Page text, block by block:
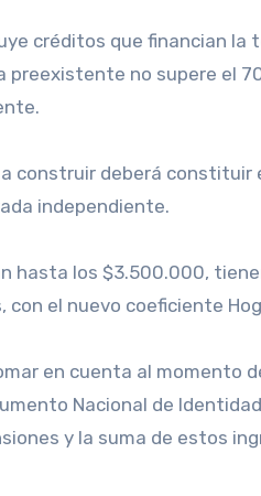
créditos que financian
preexistente no supere el
construir deberá
independiente.
hasta los $3.500.000,
con el nuevo coeficiente
en cuenta al momento
Nacional de
y la suma de estos